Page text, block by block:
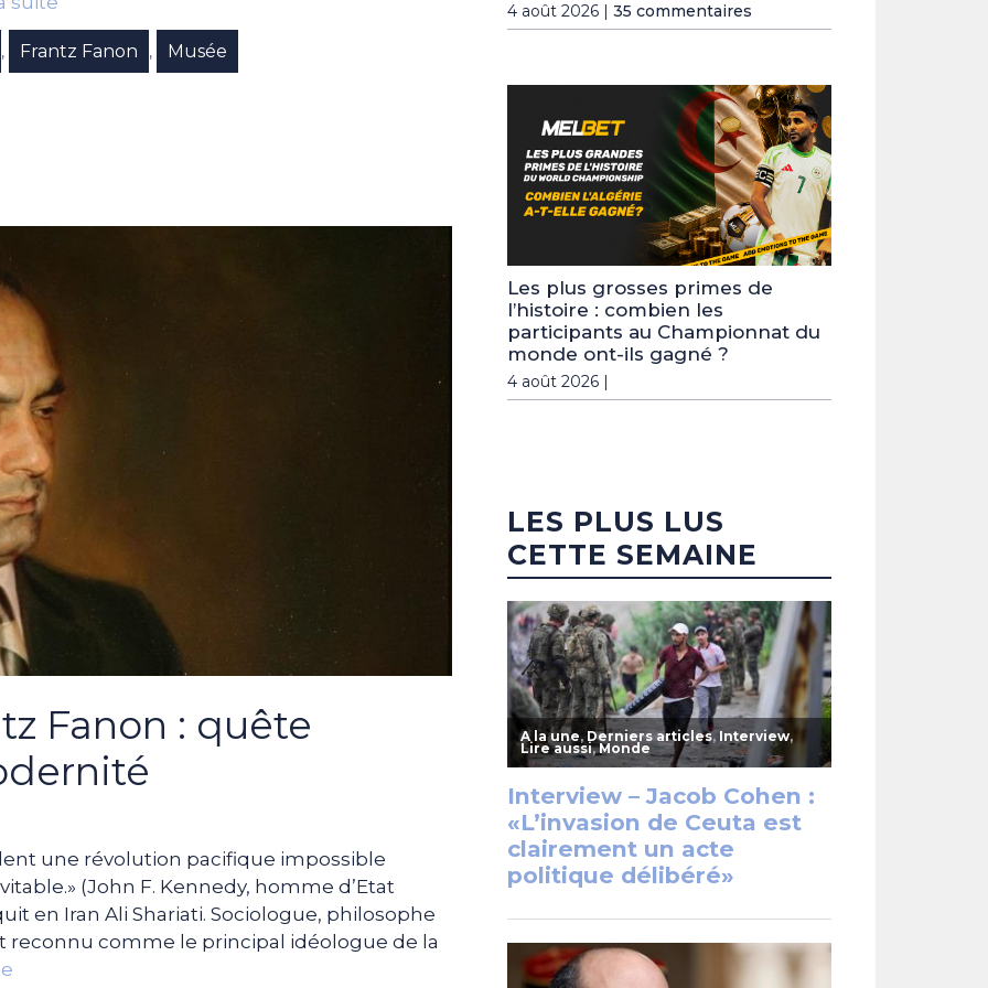
, Frantz Fanon , Musée
Fanon : quête
une révolution pacifique impossible
(John F. Kennedy, homme d’Etat
en Iran Ali Shariati. Sociologue, philosophe
reconnu comme le principal idéologue de la
4 août 2026 | 35 commentaires
Les plus grosses primes de
l’histoire : combien les
participants au Championnat du
monde ont-ils gagné ?
4 août 2026 |
LES PLUS LUS
CETTE SEMAINE